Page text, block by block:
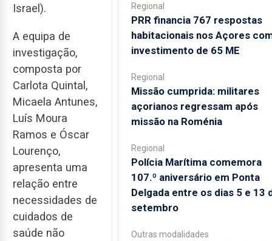
Israel).
A equipa de
investigação,
composta por
Carlota Quintal,
Micaela Antunes,
Luís Moura
Ramos e Óscar
Lourenço,
apresenta uma
relação entre
necessidades de
cuidados de
saúde não
Regional
PRR financia 767 respostas
habitacionais nos Açores
investimento de 65 ME
Regional
Missão cumprida: militares
açorianos regressam após
missão na Roménia
Regional
Polícia Marítima comemora
107.º aniversário em Ponta
Delgada entre os dias 5 e 13
setembro
Outras modalidades